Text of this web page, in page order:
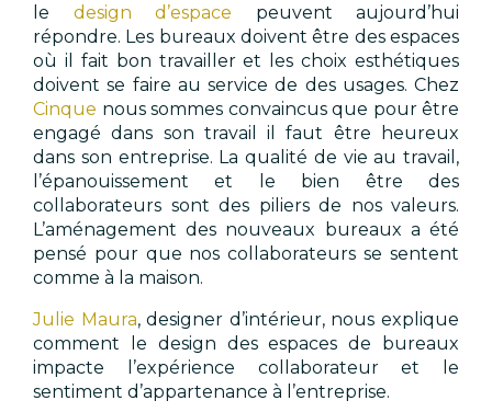
le design d’espace peuvent aujourd’hui
répondre. Les bureaux doivent être des espaces
où il fait bon travailler et les choix esthétiques
doivent se faire au service de des usages. Chez
Cinque nous sommes convaincus que pour être
engagé dans son travail il faut être heureux
dans son entreprise. La qualité de vie au travail,
l’épanouissement et le bien être des
collaborateurs sont des piliers de nos valeurs.
L’aménagement des nouveaux bureaux a été
pensé pour que nos collaborateurs se sentent
comme à la maison.
Julie Maura, designer d’intérieur, nous explique
comment le design des espaces de bureaux
impacte l’expérience collaborateur et le
sentiment d’appartenance à l’entreprise.